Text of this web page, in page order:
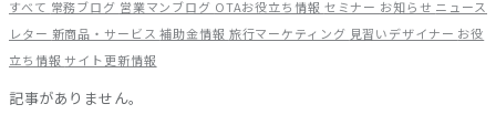
すべて 常務ブログ 営業マンブログ OTAお役立ち情報 セミナー お知らせ ニュース
レター 新商品・サービス補助金情報 旅行マーケティング 見習いデザイナー お役
立ち情報サイト更新情報
記事がありません。